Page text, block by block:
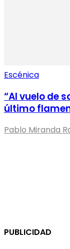
Escénica
“Al vuelo de
último
Pablo Miranda
PUBLICIDAD